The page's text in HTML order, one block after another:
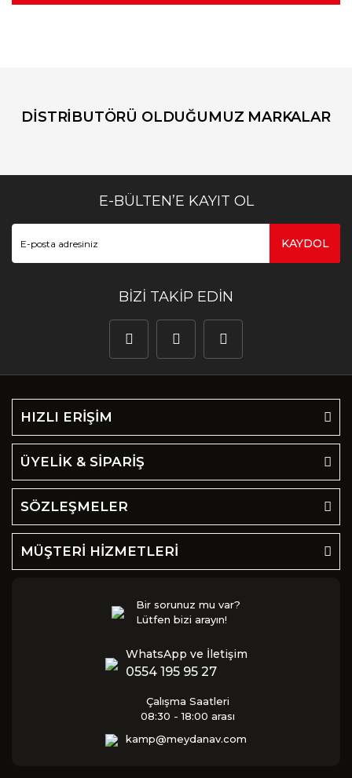
DİSTRİBUTÖRÜ OLDUĞUMUZ MARKALAR
E-BÜLTEN’E KAYIT OL
KAYDOL
BİZİ TAKİP EDİN
HIZLI ERİŞİM
ÜYELİK & SİPARİŞ
SÖZLEŞMELER
MÜŞTERİ HİZMETLERİ
Bir sorunuz mu var?
Lütfen bizi arayın!
WhatsApp ve İletişim
0554 195 95 27
Çalışma Saatleri
08:30 - 18:00 arası
kamp@meydanav.com